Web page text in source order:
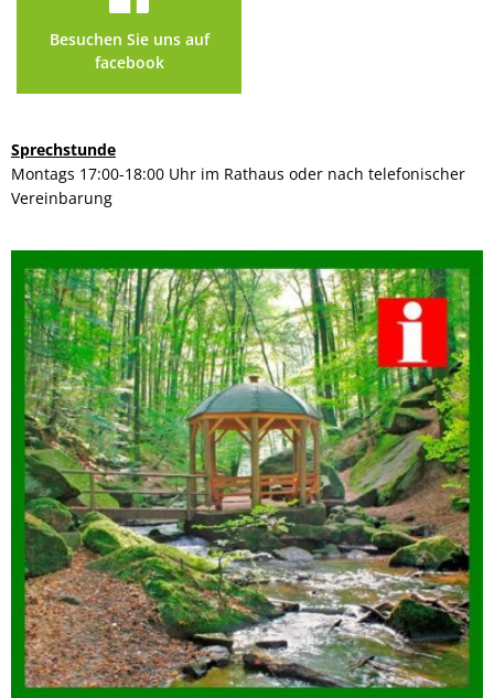
Besuchen Sie uns auf
facebook
Sprechstunde
Montags 17:00-18:00 Uhr im Rathaus oder nach telefonischer
Vereinbarung